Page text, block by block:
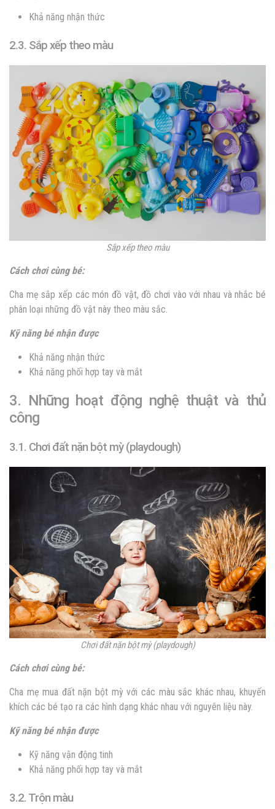
Khả năng nhận thức
2.3. Sắp xếp theo màu
Sắp xếp theo màu
Cách chơi cùng bé:
Cha mẹ sắp xếp các món đồ vật, đồ chơi vào với nhau và nhắc bé
phân loại những đồ vật này theo màu sắc.
Kỹ năng bé nhận được
Khả năng nhận thức
Khả năng phối hợp tay và mắt
3. Những hoạt động nghệ thuật và thủ
công
3.1. Chơi đất nặn bột mỳ (playdough)
Chơi đất nặn bột mỳ (playdough)
Cách chơi cùng bé:
Cha mẹ mua đất nặn bột mỳ với các màu sắc khác nhau, khuyến
khích các bé tạo ra các hình dạng khác nhau với nguyên liệu này.
Kỹ năng bé nhận được
Kỹ năng vận động tinh
Khả năng phối hợp tay và mắt
3.2. Trộn màu